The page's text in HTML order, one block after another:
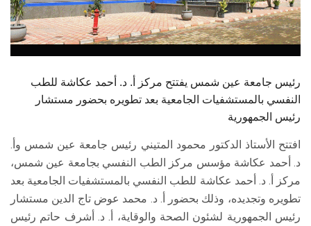
الزائـرون
سجل الان
رئيس جامعة عين شمس يفتتح مركز أ. د. أحمد عكاشة للطب
النفسي بالمستشفيات الجامعية بعد تطويره بحضور مستشار
رئيس الجمهورية
افتتح الأستاذ الدكتور محمود المتيني رئيس جامعة عين شمس وأ.
د. أحمد عكاشة مؤسس مركز الطب النفسي بجامعة عين شمس،
مركز أ. د. أحمد عكاشة للطب النفسي بالمستشفيات الجامعية بعد
تطويره وتجديده، وذلك بحضور أ. د. محمد عوض تاج الدين مستشار
رئيس الجمهورية لشئون الصحة والوقاية، أ. د. أشرف حاتم رئيس